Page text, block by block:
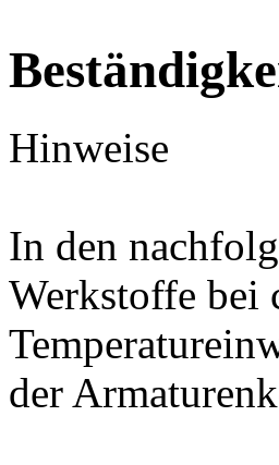
Hinweise
In den
Werkstoffe bei
der